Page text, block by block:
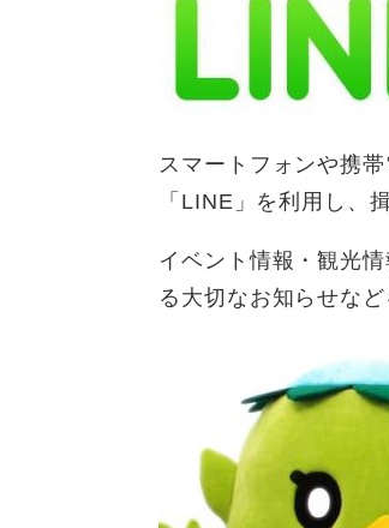
スマートフォンや携
「LINE」を利用し、
イベント情報・観光
る大切なお知らせなど